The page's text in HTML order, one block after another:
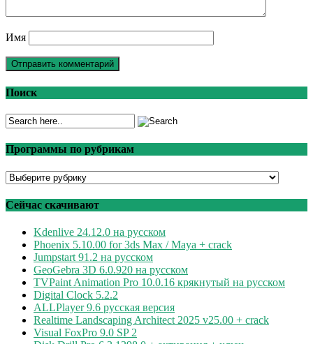
Имя
Поиск
Программы по рубрикам
Программы
рубрикам
Сейчас скачивают
Kdenlive 24.12.0 на русском
Phoenix 5.10.00 for 3ds Max / Maya + crack
Jumpstart 91.2 на русском
GeoGebra 3D 6.0.920 на русском
TVPaint Animation Pro 10.0.16 крякнутый на русском
Digital Clock 5.2.2
ALLPlayer 9.6 русская версия
Realtime Landscaping Architect 2025 v25.00 + crack
Visual FoxPro 9.0 SP 2